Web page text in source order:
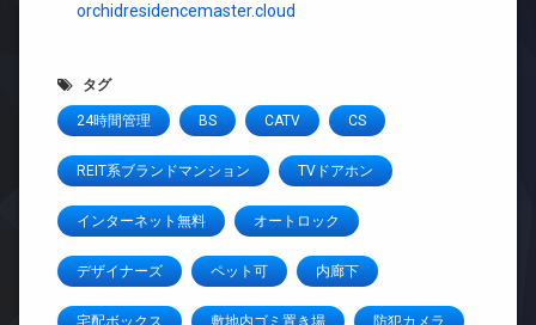
orchidresidencemaster.cloud
タグ
24時間管理 BS CATV CS
REIT系ブランドマンション TVドアホン
インターネット無料 オートロック
デザイナーズ ペット可 内廊下
宅配ボックス 敷地内ゴミ置き場 防犯カメラ